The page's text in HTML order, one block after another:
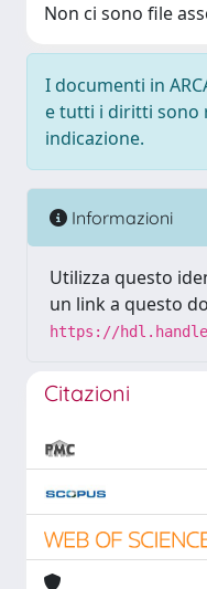
Non ci sono file
I documenti in
e tutti i diritti sono
indicazione.
Informazioni
Utilizza questo
un link a questo
https://
Citazioni